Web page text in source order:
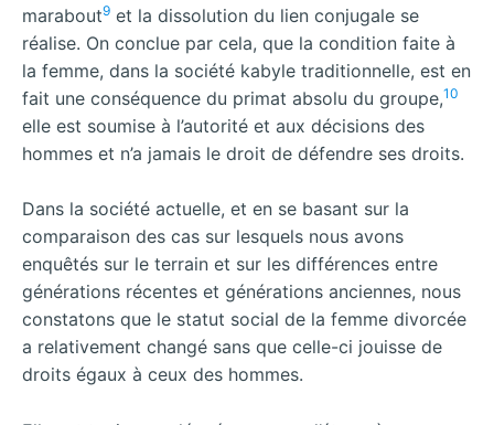
marabout9 et la dissolution du lien conjugale se
réalise. On conclue par cela, que la condition faite à
la femme, dans la société kabyle traditionnelle, est en
fait une conséquence du primat absolu du groupe,10
elle est soumise à l’autorité et aux décisions des
hommes et n’a jamais le droit de défendre ses droits.
Dans la société actuelle, et en se basant sur la
comparaison des cas sur lesquels nous avons
enquêtés sur le terrain et sur les différences entre
générations récentes et générations anciennes, nous
constatons que le statut social de la femme divorcée
a relativement changé sans que celle-ci jouisse de
droits égaux à ceux des hommes.